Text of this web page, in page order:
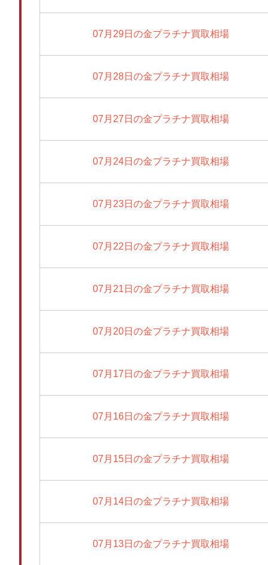
07月29日の金プラチナ買取相場
07月28日の金プラチナ買取相場
07月27日の金プラチナ買取相場
07月24日の金プラチナ買取相場
07月23日の金プラチナ買取相場
07月22日の金プラチナ買取相場
07月21日の金プラチナ買取相場
07月20日の金プラチナ買取相場
07月17日の金プラチナ買取相場
07月16日の金プラチナ買取相場
07月15日の金プラチナ買取相場
07月14日の金プラチナ買取相場
07月13日の金プラチナ買取相場